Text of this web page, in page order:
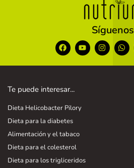
Síguenos
Te puede interesar...
Dieta Helicobacter Pilory
Dieta para la diabetes
Alimentación y el tabaco
Dieta para el colesterol
Dieta para los trigliceridos